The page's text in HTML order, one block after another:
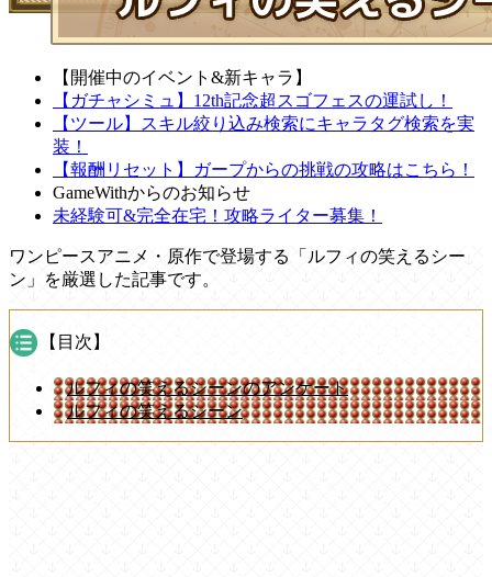
【開催中のイベント&新キャラ】
【ガチャシミュ】12th記念超スゴフェスの運試し！
【ツール】スキル絞り込み検索にキャラタグ検索を実
装！
【報酬リセット】ガープからの挑戦の攻略はこちら！
GameWithからのお知らせ
未経験可&完全在宅！攻略ライター募集！
ワンピースアニメ・原作で登場する「ルフィの笑えるシー
ン」を厳選した記事です。
【目次】
ルフィの笑えるシーンのアンケート
ルフィの笑えるシーン